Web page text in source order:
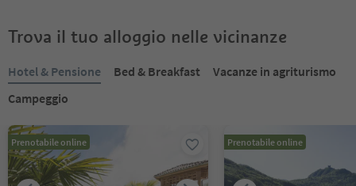
Trova il tuo alloggio nelle vicinanze
Hotel & Pensione Bed & Breakfast
Vacanze in agriturismo
Campeggio
Prenotabile online Prenotabile online